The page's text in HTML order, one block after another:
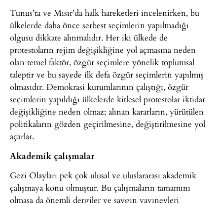
Tunus’ta ve Mısır’da halk hareketleri incelenirken, bu
ülkelerde daha önce serbest seçimlerin yapılmadığı
olgusu dikkate alınmalıdır. Her iki ülkede de
protestoların rejim değişikliğine yol açmasına neden
olan temel faktör, özgür seçimlere yönelik toplumsal
taleptir ve bu sayede ilk defa özgür seçimlerin yapılmış
olmasıdır. Demokrasi kurumlarının çalıştığı, özgür
seçimlerin yapıldığı ülkelerde kitlesel protestolar iktidar
değişikliğine neden olmaz; alınan kararların, yürütülen
politikaların gözden geçirilmesine, değiştirilmesine yol
açarlar.
Akademik çalışmalar
Gezi Olayları pek çok ulusal ve uluslararası akademik
çalışmaya konu olmuştur. Bu çalışmaların tamamını
olmasa da önemli dergiler ve saygın yayınevleri